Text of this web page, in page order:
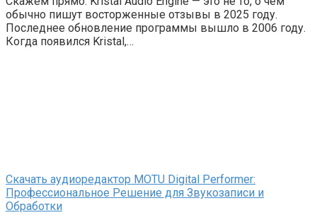
обычно пишут восторженные отзывы в 2025 году.
Последнее обновление программы вышло в 2006 году.
Когда появился Kristal,…
Скачать аудиоредактор MOTU Digital Performer:
Профессиональное Решение для Звукозаписи и
Обработки